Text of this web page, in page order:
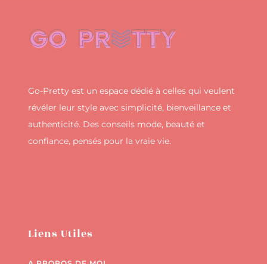
Go-Pretty est un espace dédié à celles qui veulent
révéler leur style avec simplicité, bienveillance et
authenticité. Des conseils mode, beauté et
confiance, pensés pour la vraie vie.
Liens Utiles